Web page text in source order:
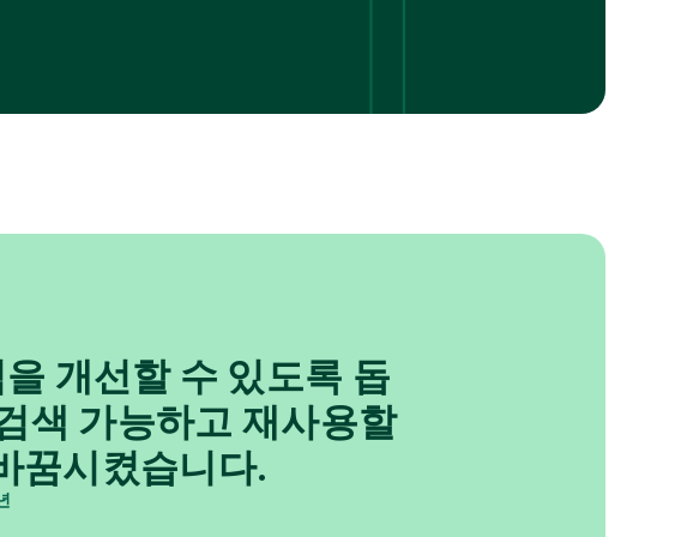
개선할 수 있도록 돕
색 가능하고 재사용할
꿈시켰습니다.